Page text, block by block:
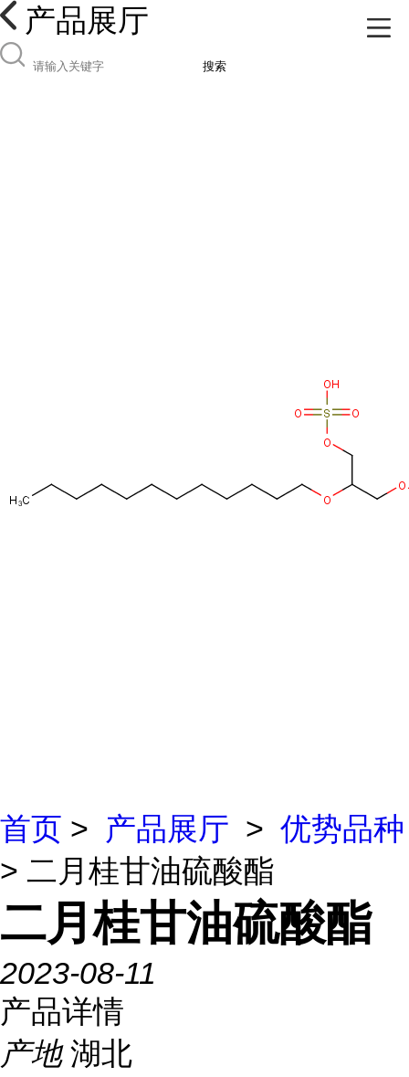
产品展厅
搜索
首页 > 产品展厅 > 优势品种
> 二月桂甘油硫酸酯
二月桂甘油硫酸酯
2023-08-11
产品详情
产地 湖北